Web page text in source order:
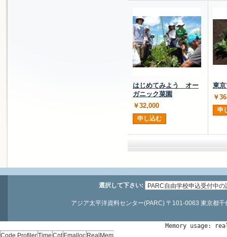
はじめてみよう オー
ガニック菜園
￥32,000
申し込む
東
￥
申
選択して下さい:
アジア太平洋資料センター(PARC) 〒101-0063 東京都
Memory usage:
Code ProfilerTime Cnt Emalloc RealMem